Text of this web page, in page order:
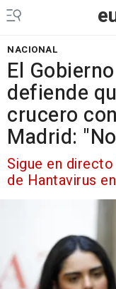
NACIONAL
El
defiende
crucero
Madrid:
Sigue en
de Hantavirus